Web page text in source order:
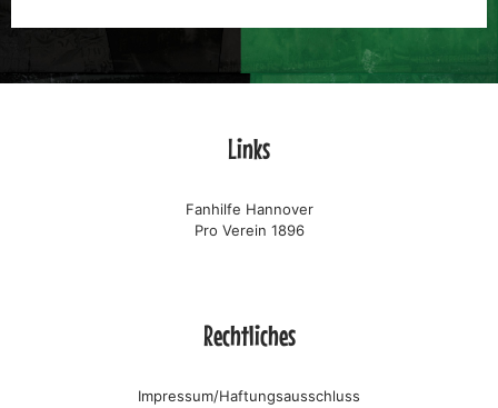
Links
Fanhilfe Hannover
Pro Verein 1896
Rechtliches
Impressum/Haftungsausschluss